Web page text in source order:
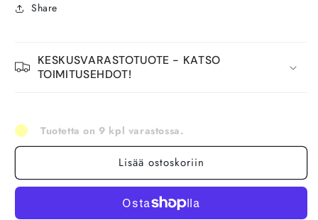
Share
KESKUSVARASTOTUOTE - KATSO
TOIMITUSEHDOT!
Tuotetta on 9 kpl varastossa.
Lisää ostoskoriin